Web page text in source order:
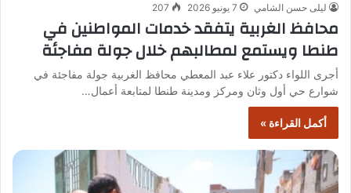
ليلى حسن الشامي 7 يونيو 2026 207
محافظ الغربية يتفقد خدمات المواطنين في
طنطا ويستمع لمطالبهم خلال جولة مفاجئة
أجرى اللواء دكتور علاء عبد المعطي محافظ الغربية جولة مفاجئة في
شوارع حي أول وثان ومركز ومدينة طنطا لمتابعة أعمال…
أكمل القراءة »